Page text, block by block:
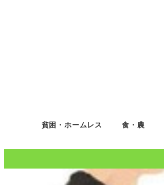
貧困・ホームレス 食・農